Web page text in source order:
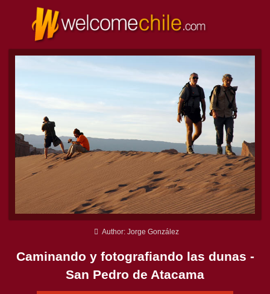
Author: Jorge González
Caminando y fotografiando las dunas -
San Pedro de Atacama